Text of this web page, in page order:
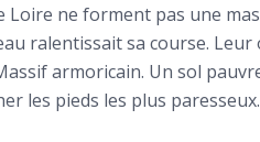
Loire ne forment pas une
ralentissait sa course.
armoricain. Un sol
les pieds les plus